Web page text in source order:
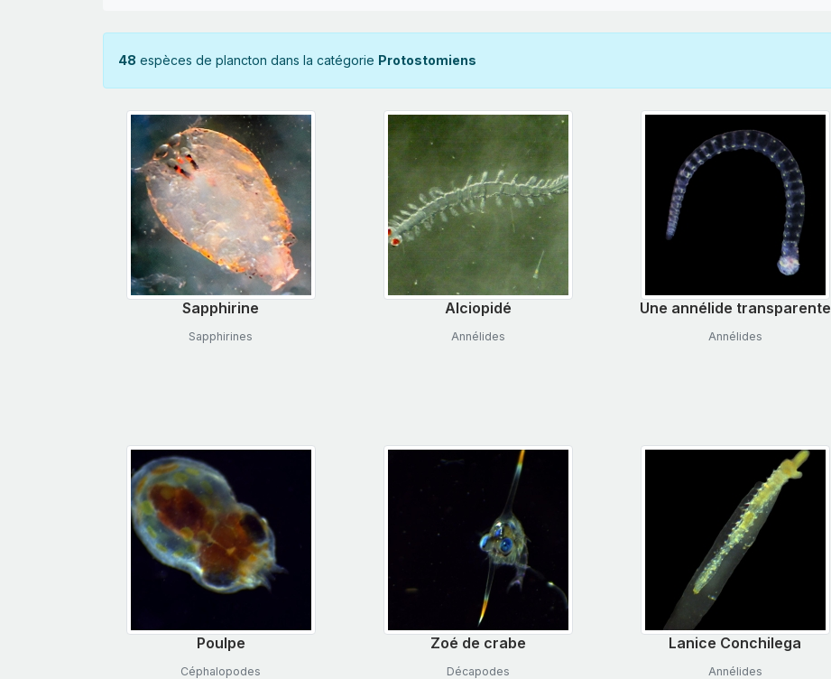
48 espèces de plancton dans la catégorie Protostomiens
Sapphirine
Sapphirines
Alciopidé
Annélides
Une annélide transparente
Annélides
Poulpe
Céphalopodes
Zoé de crabe
Décapodes
Lanice Conchilega
Annélides